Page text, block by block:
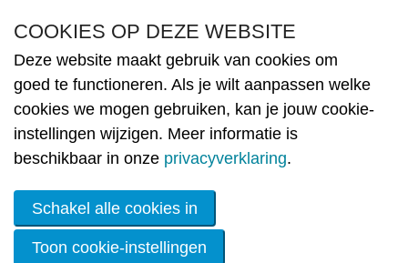
MENU
EPB-workshop Gevels na-
COOKIES OP DEZE WEBSITE
Deze website maakt gebruik van cookies om
goed te functioneren. Als je wilt aanpassen welke
cookies we mogen gebruiken, kan je jouw cookie-
instellingen wijzigen. Meer informatie is
beschikbaar in onze privacyverklaring.
Schakel alle cookies in
Toon cookie-instellingen